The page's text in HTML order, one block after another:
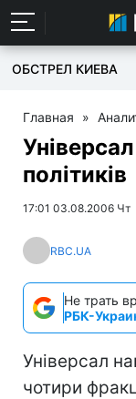
ОБСТРЕЛ КИЕВА
Главная »
політиків
17:01 03.08.2006 Чт
RBC.UA
Не трать
РБК-
Універсал
чотири